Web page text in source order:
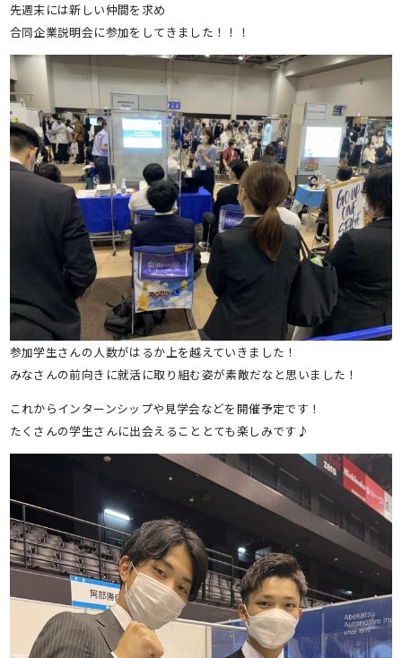
先週末には新しい仲間を求め
合同企業説明会に参加をしてきました！！！
参加学生さんの人数がはるか上を越えていきました！
みなさんの前向きに就活に取り組む姿が素敵だなと思いました！
これからインターンシップや見学会などを開催予定です！
たくさんの学生さんに出会えることとても楽しみです♪